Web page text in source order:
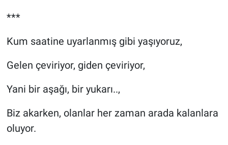
***
Kum saatine uyarlanmış gibi yaşıyoruz,
Gelen çeviriyor, giden çeviriyor,
Yani bir aşağı, bir yukarı..,
Biz akarken, olanlar her zaman arada kalanlara
oluyor.